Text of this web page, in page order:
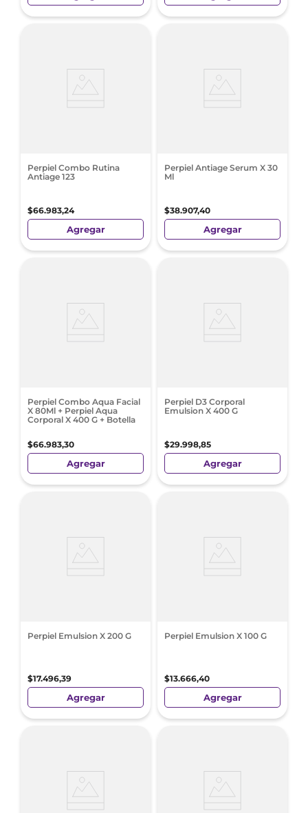
Perpiel Combo Rutina
Antiage 123
$66.983,24
Agregar
Perpiel Antiage Serum X 30
Ml
$38.907,40
Agregar
Perpiel Combo Aqua Facial
X 80Ml + Perpiel Aqua
Corporal X 400 G + Botella
$66.983,30
Agregar
Perpiel D3 Corporal
Emulsion X 400 G
$29.998,85
Agregar
Perpiel Emulsion X 200 G
$17.496,39
Agregar
Perpiel Emulsion X 100 G
$13.666,40
Agregar